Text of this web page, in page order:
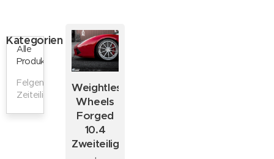
Kategorien
Alle
Produkte
Felgen
Zeiteilig
Weightless
Wheels
Forged
10.4
Zweiteilig